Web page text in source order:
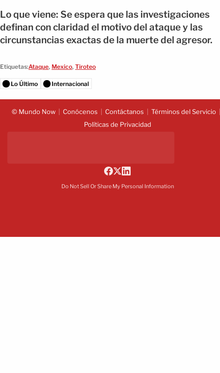
Lo que viene: Se espera que las investigaciones
definan con claridad el motivo del ataque y las
circunstancias exactas de la muerte del agresor.
Etiquetas:Ataque, Mexico, Tiroteo
Lo Último Internacional
© Mundo Now Conócenos Contáctanos
Términos del Servicio
Políticas de Privacidad
Do Not Sell Or Share My Personal Information